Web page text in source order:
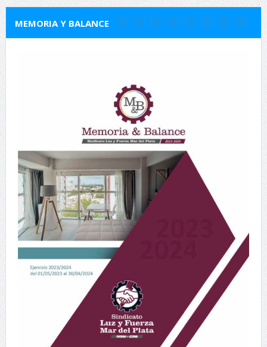
MEMORIA Y BALANCE